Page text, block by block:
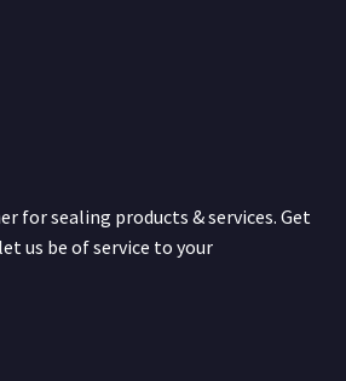
for sealing products & services. Get
us be of service to your